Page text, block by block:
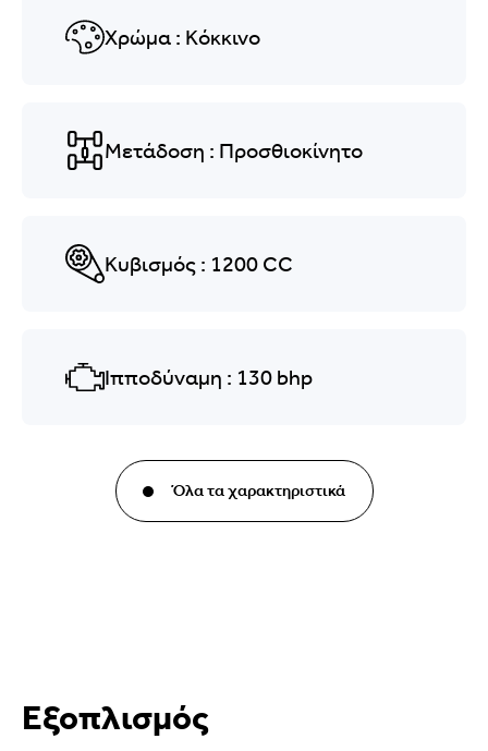
Χρώμα : Κόκκινο
Μετάδοση : Προσθιοκίνητο
Κυβισμός : 1200 CC
Ιπποδύναμη : 130 bhp
Όλα τα χαρακτηριστικά
Εξοπλισμός